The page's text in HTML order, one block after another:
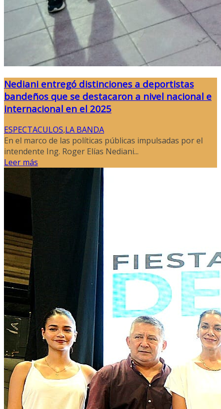
Nediani entregó distinciones a deportistas
bandeños que se destacaron a nivel nacional e
internacional en el 2025
ESPECTACULOS,LA BANDA
En el marco de las políticas públicas impulsadas por el
intendente Ing. Roger Elías Nediani...
Leer más